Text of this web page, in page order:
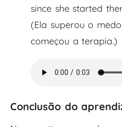
since she started
(Ela superou o
começou a terapia.)
Conclusão do